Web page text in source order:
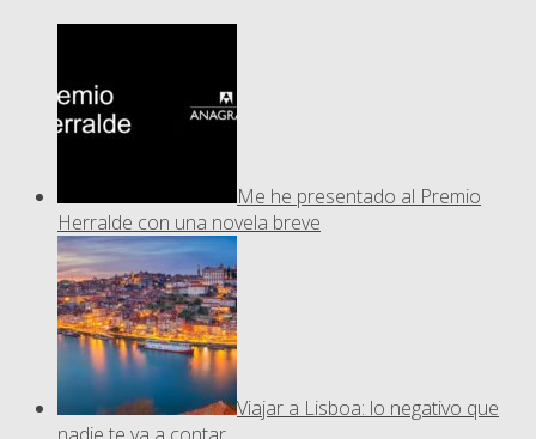
Me he presentado al Premio
Herralde con una novela breve
Viajar a Lisboa: lo negativo que